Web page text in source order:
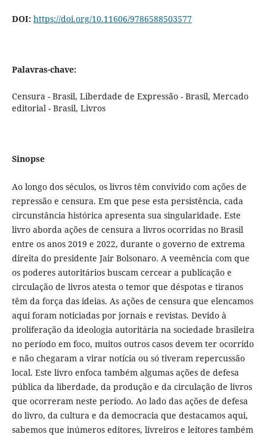
DOI: https://doi.org/10.11606/9786588503577
Palavras-chave:
Censura - Brasil, Liberdade de Expressão - Brasil, Mercado
editorial - Brasil, Livros
Sinopse
Ao longo dos séculos, os livros têm convivido com ações de
repressão e censura. Em que pese esta persistência, cada
circunstância histórica apresenta sua singularidade. Este
livro aborda ações de censura a livros ocorridas no Brasil
entre os anos 2019 e 2022, durante o governo de extrema
direita do presidente Jair Bolsonaro. A veemência com que
os poderes autoritários buscam cercear a publicação e
circulação de livros atesta o temor que déspotas e tiranos
têm da força das ideias. As ações de censura que elencamos
aqui foram noticiadas por jornais e revistas. Devido à
proliferação da ideologia autoritária na sociedade brasileira
no período em foco, muitos outros casos devem ter ocorrido
e não chegaram a virar notícia ou só tiveram repercussão
local. Este livro enfoca também algumas ações de defesa
pública da liberdade, da produção e da circulação de livros
que ocorreram neste período. Ao lado das ações de defesa
do livro, da cultura e da democracia que destacamos aqui,
sabemos que inúmeros editores, livreiros e leitores também